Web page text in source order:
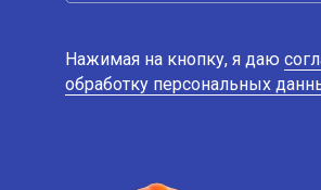
Нажимая на кнопку, я даю
обработку персональных